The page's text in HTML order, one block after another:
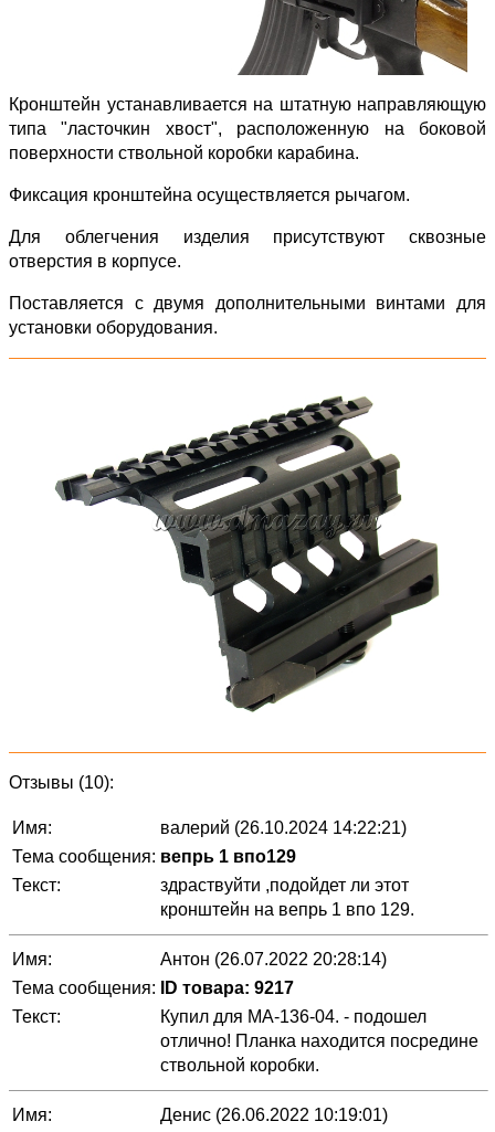
Кронштейн устанавливается на штатную направляющую
типа "ласточкин хвост", расположенную на боковой
поверхности ствольной коробки карабина.
Фиксация кронштейна осуществляется рычагом.
Для облегчения изделия присутствуют сквозные
отверстия в корпусе.
Поставляется с двумя дополнительными винтами для
установки оборудования.
Отзывы (10):
Имя:
валерий (26.10.2024 14:22:21)
Тема сообщения: вепрь 1 впо129
Текст:
здраствуйти ,подойдет ли этот
кронштейн на вепрь 1 впо 129.
Имя:
Антон (26.07.2022 20:28:14)
Тема сообщения:
ID товара: 9217
Текст:
Купил для МА-136-04. - подошел
отлично! Планка находится посредине
ствольной коробки.
Имя: Денис (26.06.2022 10:19:01)